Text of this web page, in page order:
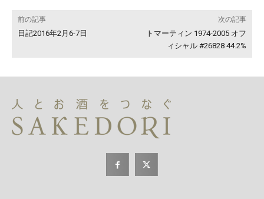
前の記事
日記2016年2月6-7日
次の記事
トマーティン 1974-2005 オフ
ィシャル #26828 44.2%